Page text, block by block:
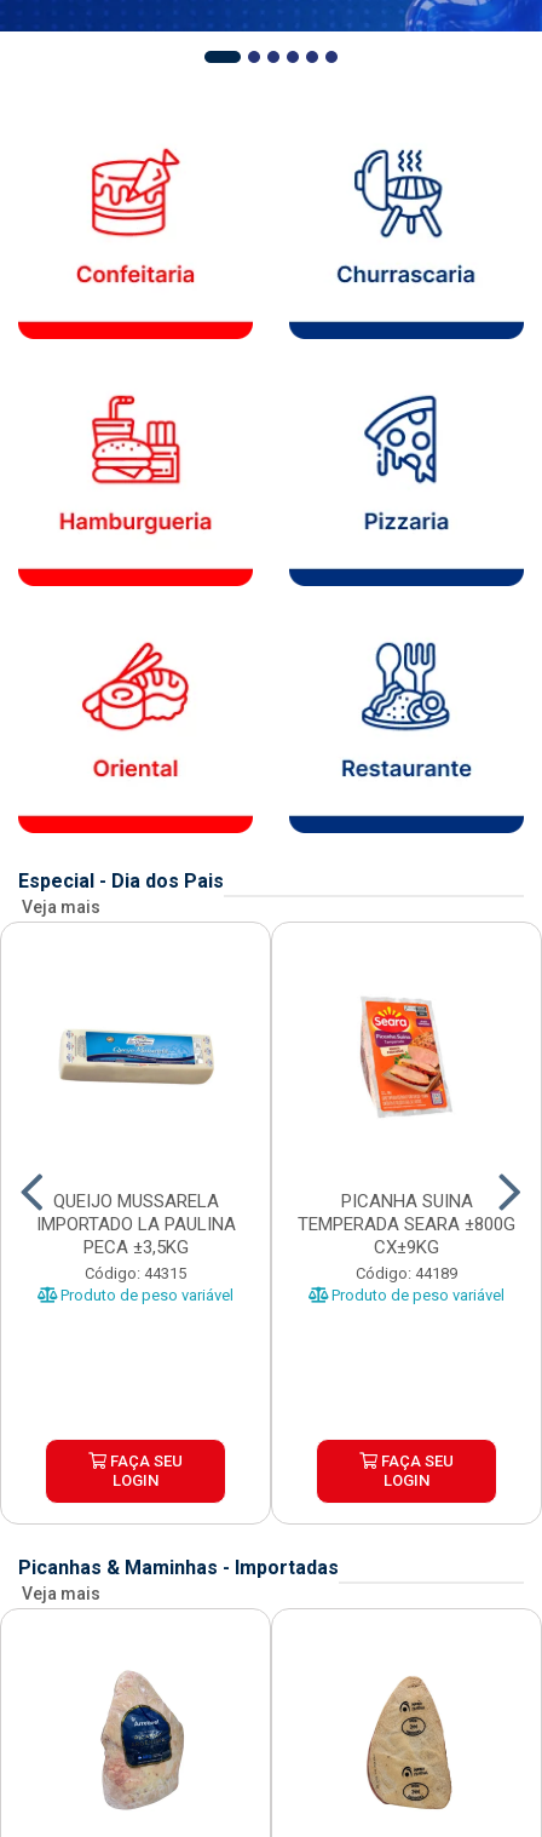
Especial - Dia dos Pais
Veja mais
QUEIJO MUSSARELA
IMPORTADO LA PAULINA
PECA ±3,5KG
Código: 44315
Produto de peso variável
FAÇA SEU
LOGIN
PICANHA SUINA
TEMPERADA SEARA ±800G
CX±9KG
Código: 44189
Produto de peso variável
FAÇA SEU
LOGIN
Picanhas & Maminhas - Importadas
Veja mais